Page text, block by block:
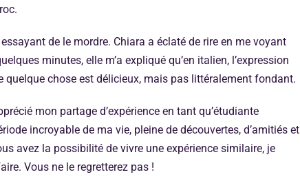
de le mordre. Chiara a éclaté de rire en me voyant
minutes, elle m’a expliqué qu’en italien, l’expression
quelque chose est délicieux, mais pas littéralement fondant.
mon partage d’expérience en tant qu’étudiante
incroyable de ma vie, pleine de découvertes, d’amitiés et
avez la possibilité de vivre une expérience similaire, je
Vous ne le regretterez pas !